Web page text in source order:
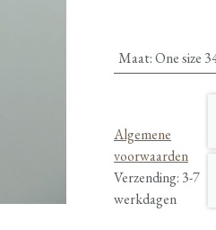
Maat:One size
Algemene
voorwaarden
Verzending: 3-7
werkdagen